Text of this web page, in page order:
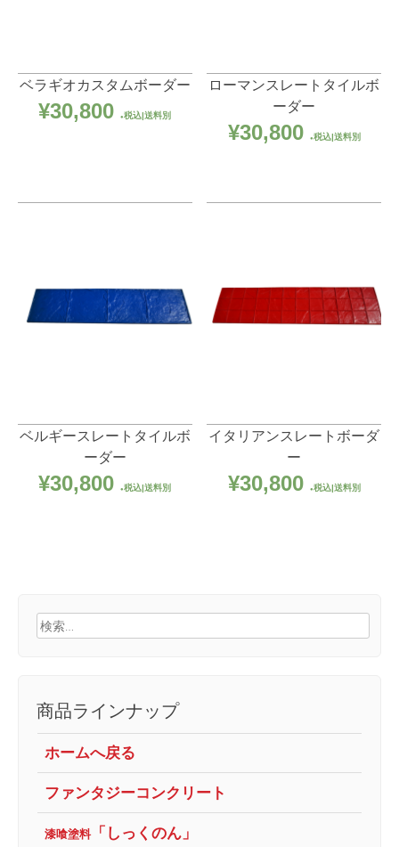
ベラギオカスタムボーダー
¥30,800 税込|送料別
ローマンスレートタイルボ
ーダー
¥30,800 税込|送料別
ベルギースレートタイルボ
ーダー
¥30,800 税込|送料別
イタリアンスレートボーダ
ー
¥30,800 税込|送料別
検
索:
商品ラインナップ
ホームへ戻る
ファンタジーコンクリート
漆喰塗料「しっくのん」